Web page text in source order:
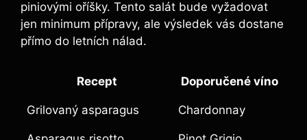
piniovými oříšky. Tento salát bude vyžadovat
jen minimum přípravy, ale výsledek vás dostane
přímo do letních nálad.
Recept Doporučené víno
Grilovaný asparagus Chardonnay